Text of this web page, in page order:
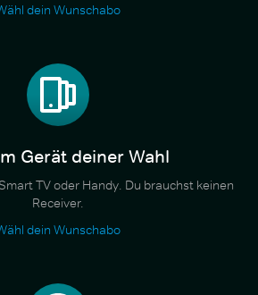
dein Wunschabo
Gerät deiner Wahl
TV oder Handy. Du brauchst keinen
Receiver.
dein Wunschabo